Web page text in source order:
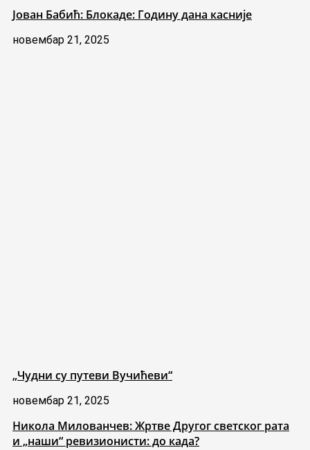
Јован Бабић: Блокаде: Годину дана касније
новембар 21, 2025
„Чудни су путеви Вучићеви“
новембар 21, 2025
Никола Милованчев: Жртве Другог светског рата
и „наши“ ревизионисти: до када?